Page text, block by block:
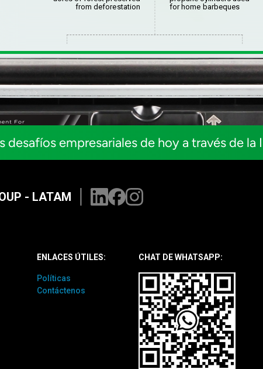
desafíos empresariales de hoy a través de
- LATAM
ENLACES ÚTILES:
Políticas
Contáctenos
CHAT DE WHATSAPP: